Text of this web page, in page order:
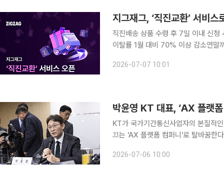
지그재그, ‘직진교환’ 서비스
직진배송 상품 수령 후 7일 이내 신
이탈률 1월 대비 70% 이상 감소연말
2026-07-07 10:01
박윤영 KT 대표, ‘AX 플랫
KT가 국가기간통신사업자의 본질적
끄는 'AX 플랫폼 컴퍼니'로 탈바꿈한다.
플랫폼 컴퍼니'로 도약하기 위한 핵심
2026-07-06 10:00